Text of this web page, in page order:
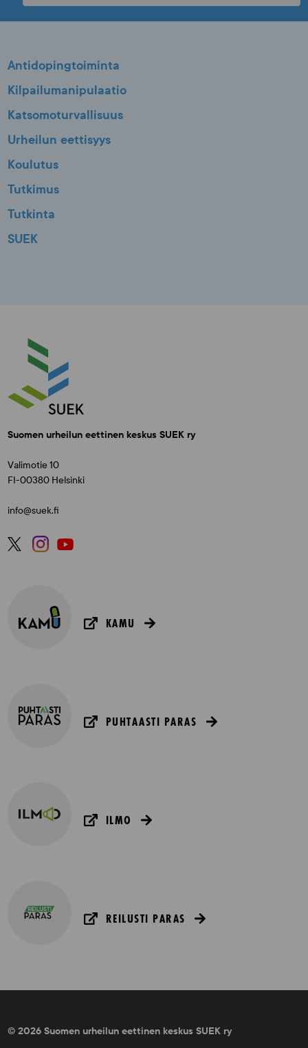
Antidopingtoiminta
Kilpailumanipulaatio
Katsomoturvallisuus
Urheilun eettisyys
Koulutus
Tutkimus
Tutkinta
SUEK
Suomen urheilun eettinen keskus SUEK ry
Valimotie 10
FI-00380 Helsinki
info@suek.fi
KAMU
PUHTAASTI PARAS
ILMO
REILUSTI PARAS
© 2026 Suomen urheilun eettinen keskus SUEK ry